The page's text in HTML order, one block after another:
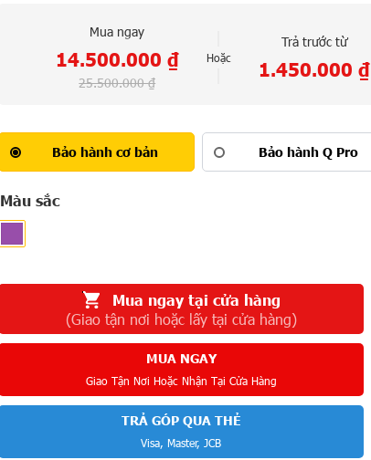
Mua ngay
25.500.000₫
14.500.000 ₫ Hoặc
Trả trước từ
1.450.000 ₫
Bảo hành cơ bản Bảo hành Q Pro
Màu sắc
Mua ngay tại cửa hàng
(Giao tận nơi hoặc lấy tại cửa hàng)
MUA NGAY
Giao Tận Nơi Hoặc Nhận Tại Cửa Hàng
TRẢ GÓP QUA THẺ
Visa, Master, JCB